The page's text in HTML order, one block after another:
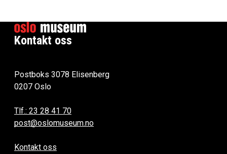
Kontakt oss
Postboks 3078 Elisenberg
0207 Oslo
Tlf.: 23 28 41 70
post@oslomuseum.no
Kontakt oss